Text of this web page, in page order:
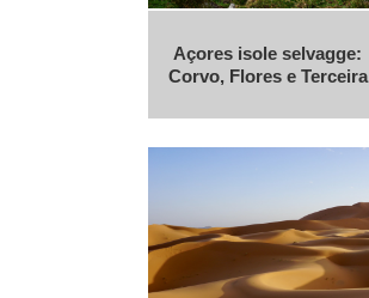
Açores isole selvagge:
Corvo, Flores e Terceira